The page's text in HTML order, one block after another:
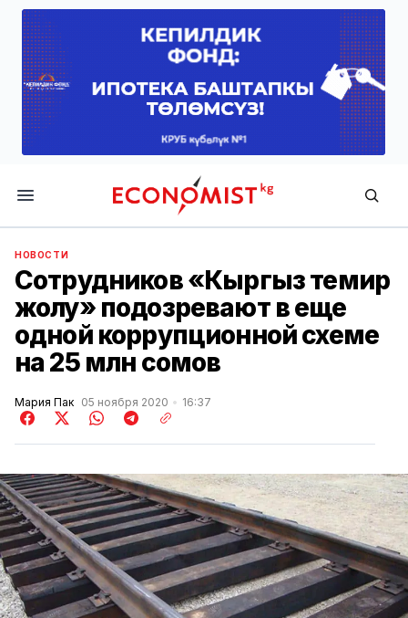
Economist.kg
НОВОСТИ
Сотрудников «Кыргыз темир
жолу» подозревают в еще
одной коррупционной схеме
на 25 млн сомов
Мария Пак 05 ноября 2020 16:37